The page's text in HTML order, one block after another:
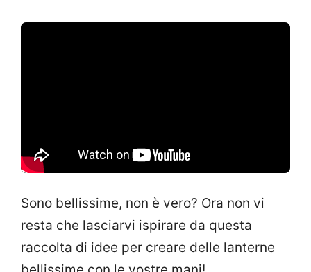
Sono bellissime, non è vero? Ora non vi
resta che lasciarvi ispirare da questa
raccolta di idee per creare delle lanterne